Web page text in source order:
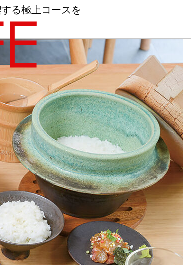
地図から探す
NEW OPEN
る極上コースを